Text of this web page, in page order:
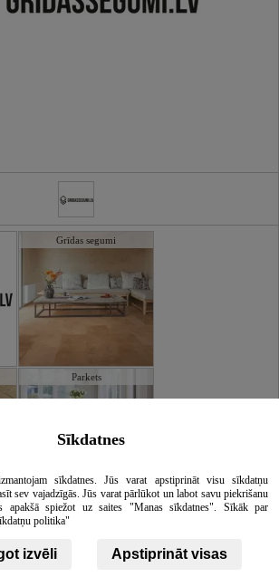
Grīdas segumi
Parkets
CĒSU APBEDĪŠANAS
Sīkdatnes
sīkdatnes. Jūs varat apstiprināt visu sīkdatņu
sev vajadzīgās. Jūs varat pārlūkot un labot savu piekrišanu
apakšā spiežot uz saites "Manas sīkdatnes". Sīkāk par
politika"
izvēli Apstiprināt visas